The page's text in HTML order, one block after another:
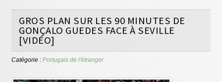
GROS PLAN SUR LES 90 MINUTES DE
GONÇALO GUEDES FACE À SEVILLE
[VIDÉO]
Catégorie :Portugais de l'étranger